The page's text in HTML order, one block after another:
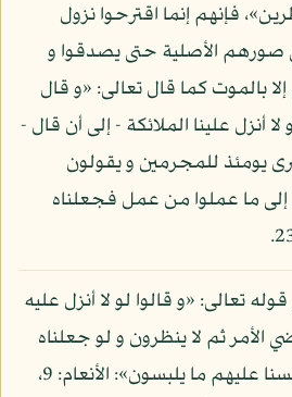
فإنهم إنما اقترحوا نزول
صورهم الأصلية حتى يصدقوا و
بالموت كما قال تعالى: «و قال
أنزل علينا الملائكة - إلى أن قال -
يومئذ للمجرمين و يقولون
ما عملوا من عمل فجعلناه
تعالى: «و قالوا لو لا أنزل عليه
الأمر ثم لا ينظرون و لو جعلناه
ملكا لجعلناه رجلا و للبسنا عليهم ما يلبسون»: الأنعام: 9،